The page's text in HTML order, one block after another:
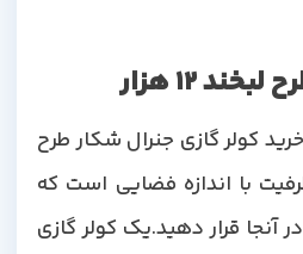
هزار
گازی جنرال شکار طرح
ظرفیت با اندازه فضایی است که
قرار دهید.یک کولر گازی